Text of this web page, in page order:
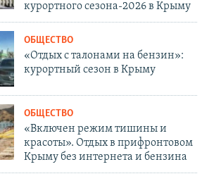
курортного сезона-2026 в Крыму
ОБЩЕСТВО
«Отдых с талонами на бензин»:
курортный сезон в Крыму
ОБЩЕСТВО
«Включен режим тишины и
красоты». Отдых в прифронтовом
Крыму без интернета и бензина